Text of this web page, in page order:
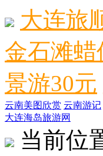
大连旅
金石滩蜡
景游30元
云南美图欣赏 云南游记
大连海岛旅游网
当前位